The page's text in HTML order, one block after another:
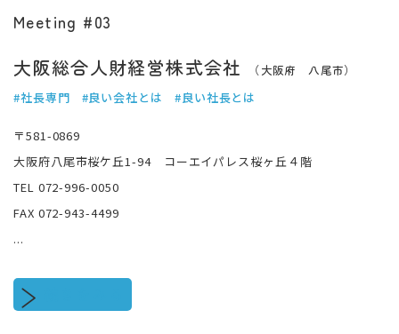
Meeting #03
大阪総合人財経営株式会社 （大阪府 八尾市）
#社長専門 #良い会社とは #良い社長とは
〒581-0869
大阪府八尾市桜ケ丘1-94 コーエイパレス桜ヶ丘４階
TEL 072-996-0050
FAX 072-943-4499
...